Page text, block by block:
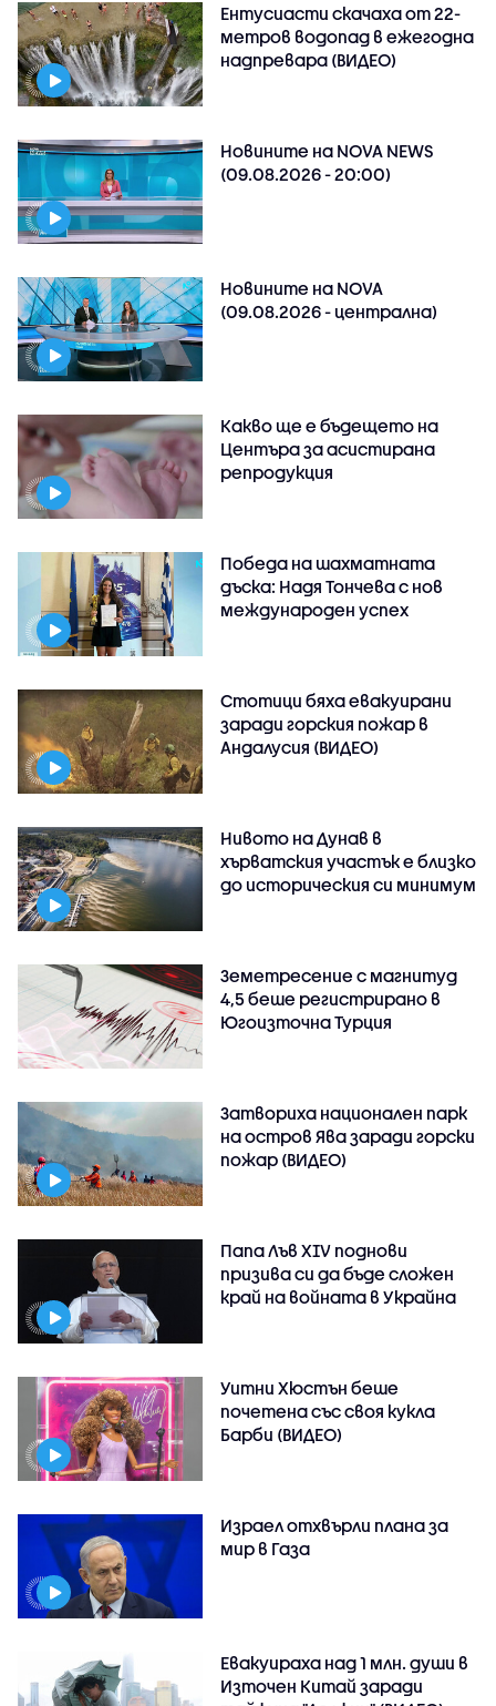
Ентусиасти скачаха от 22-
метров водопад в ежегодна
надпревара (ВИДЕО)
Новините на NOVA NEWS
(09.08.2026 - 20:00)
Новините на NOVA
(09.08.2026 - централна)
Какво ще е бъдещето на
Центъра за асистирана
репродукция
Победа на шахматната
дъска: Надя Тончева с нов
международен успех
Стотици бяха евакуирани
заради горския пожар в
Андалусия (ВИДЕО)
Нивото на Дунав в
хърватския участък е близко
до историческия си минимум
Земетресение с магнитуд
4,5 беше регистрирано в
Югоизточна Турция
Затвориха национален парк
на остров Ява заради горски
пожар (ВИДЕО)
Папа Лъв XIV поднови
призива си да бъде сложен
край на войната в Украйна
Уитни Хюстън беше
почетена със своя кукла
Барби (ВИДЕО)
Израел отхвърли плана за
мир в Газа
Евакуираха над 1 млн. души в
Източен Китай заради